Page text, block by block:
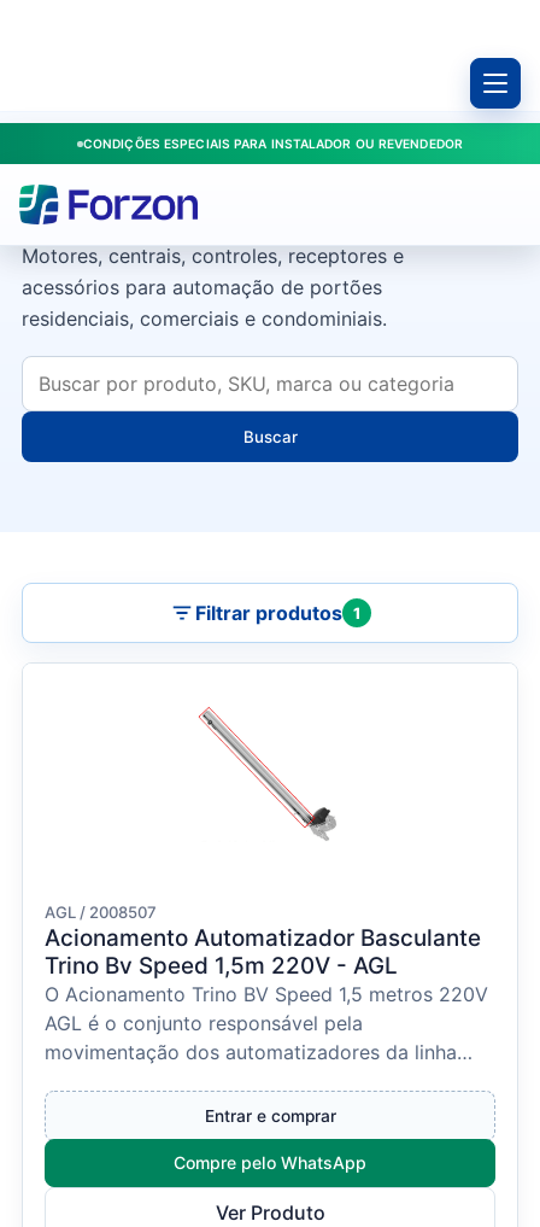
CONDIÇÕES ESPECIAIS PARA INSTALADOR OU REVENDEDOR
Portões
Motores, centrais, controles, receptores e
acessórios para automação de portões
residenciais, comerciais e condominiais.
Buscar
Filtrar produtos 1
AGL / 2008507
Acionamento Automatizador Basculante
Trino Bv Speed 1,5m 220V - AGL
O Acionamento Trino BV Speed 1,5 metros 220V
AGL é o conjunto responsável pela
movimentação dos automatizadores da linha
Entrar e comprar
Compre pelo WhatsApp
Ver Produto